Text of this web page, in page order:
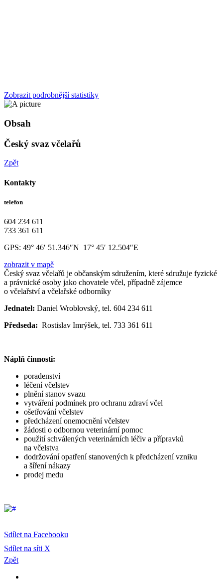
Zobrazit podrobnější statistiky
Obsah
Český svaz včelařů
Zpět
Kontakty
telefon
604 234 611
733 361 611
GPS: 49° 46′ 51.346″N 17° 45′ 12.504″E
zobrazit v mapě
Český svaz včelařů je občanským sdružením, které sdružuje fyzické
a právnické osoby jako chovatele včel, případně zájemce
o včelařství a včelařské odborníky
Jednatel: Daniel Wroblovský, tel. 604 234 611
Předseda: Rostislav Imrýšek, tel. 733 361 611
Náplň činnosti:
poradenství
léčení včelstev
plnění stanov svazu
vytváření podmínek pro ochranu zdraví včel
ošetřování včelstev
předcházení onemocnění včelstev
žádosti o odbornou veterinární pomoc
použití schválených veterinárních léčiv a přípravků
na včelstva
dodržování opatření stanovených k předcházení vzniku
a šíření nákazy
prodej medu
Sdílet na Facebooku
Sdílet na síti X
Zpět